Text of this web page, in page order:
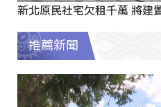
新北原民社宅欠租千萬 將建
推薦新聞